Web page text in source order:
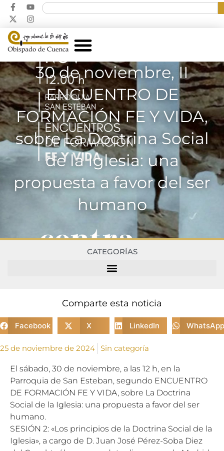
30 de noviembre, II
ENCUENTRO DE
FORMACIÓN FE Y VIDA,
sobre La Doctrina Social
de la Iglesia: una
propuesta a favor del ser
humano
CATEGORÍAS
Comparte esta noticia
Facebook X LinkedIn WhatsApp
25 de noviembre de 2024 Sin categoría
El sábado, 30 de noviembre, a las 12 h, en la
Parroquia de San Esteban, segundo ENCUENTRO
DE FORMACIÓN FE Y VIDA, sobre La Doctrina
Social de la Iglesia: una propuesta a favor del ser
humano.
SESIÓN 2: «Los principios de la Doctrina Social de la
Iglesia», a cargo de D. Juan José Pérez-Soba Diez